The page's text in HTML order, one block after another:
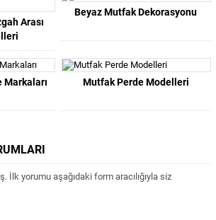
Arası
Beyaz Mutfak Dekorasyonu
Markaları Mutfak Perde Modelleri
İlk yorumu aşağıdaki form aracılığıyla siz